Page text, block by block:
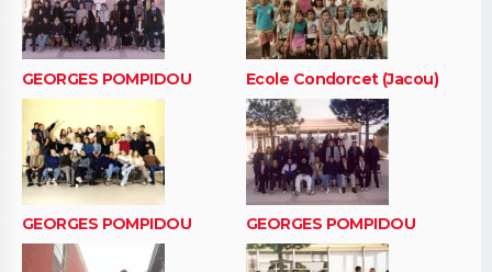
GEORGES POMPIDOU Ecole Condorcet (Jacou)
GEORGES POMPIDOU GEORGES POMPIDOU